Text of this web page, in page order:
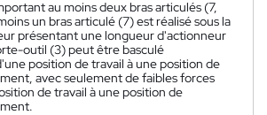
au moins deux bras articulés (7,
un bras articulé (7) est réalisé sous la
présentant une longueur d'actionneur
outil (3) peut être basculé
position de travail à une position de
avec seulement de faibles forces
de travail à une position de